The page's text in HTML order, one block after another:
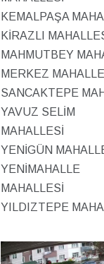
KEMALPAŞA
KİRAZLI
MAHMUTBEY
MERKEZ
SANCAKTEPE
YAVUZ SELİM
MAHALLESİ
YENİGÜN
YENİMAHALLE
MAHALLESİ
YILDIZTEPE